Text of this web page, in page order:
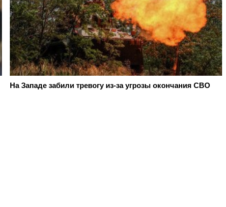
На Западе забили тревогу из-за угрозы окончания СВО